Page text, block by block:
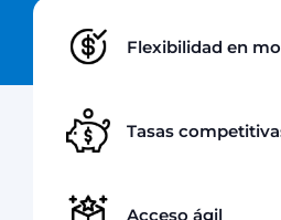
Flexibilidad en
Tasas
Acceso ágil